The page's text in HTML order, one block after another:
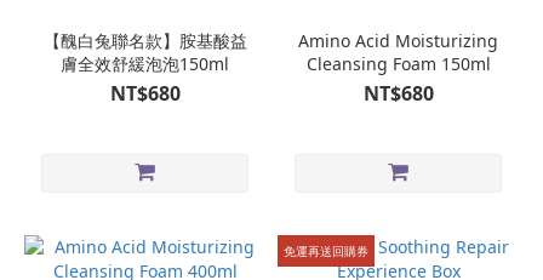
【醜白兔聯名款】胺基酸益
膚全效舒緩泡泡150ml
NT$680
Amino Acid Moisturizing
Cleansing Foam 150ml
NT$680
免運再送回購券